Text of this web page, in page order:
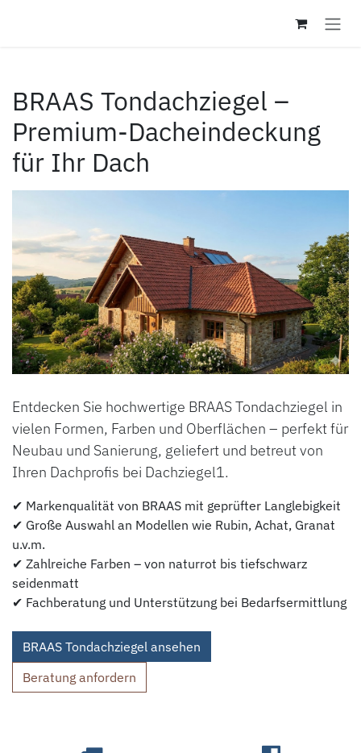
BRAAS Tondachziegel –
Premium-Dacheindeckung
für Ihr Dach
Entdecken Sie hochwertige BRAAS Tondachziegel in
vielen Formen, Farben und Oberflächen – perfekt für
Neubau und Sanierung, geliefert und betreut von
Ihren Dachprofis bei Dachziegel1.
✔ Markenqualität von BRAAS mit geprüfter Langlebigkeit
✔ Große Auswahl an Modellen wie Rubin, Achat, Granat
u.v.m.
✔ Zahlreiche Farben – von naturrot bis tiefschwarz
seidenmatt
✔ Fachberatung und Unterstützung bei Bedarfsermittlung
BRAAS Tondachziegel ansehen
Beratung anfordern